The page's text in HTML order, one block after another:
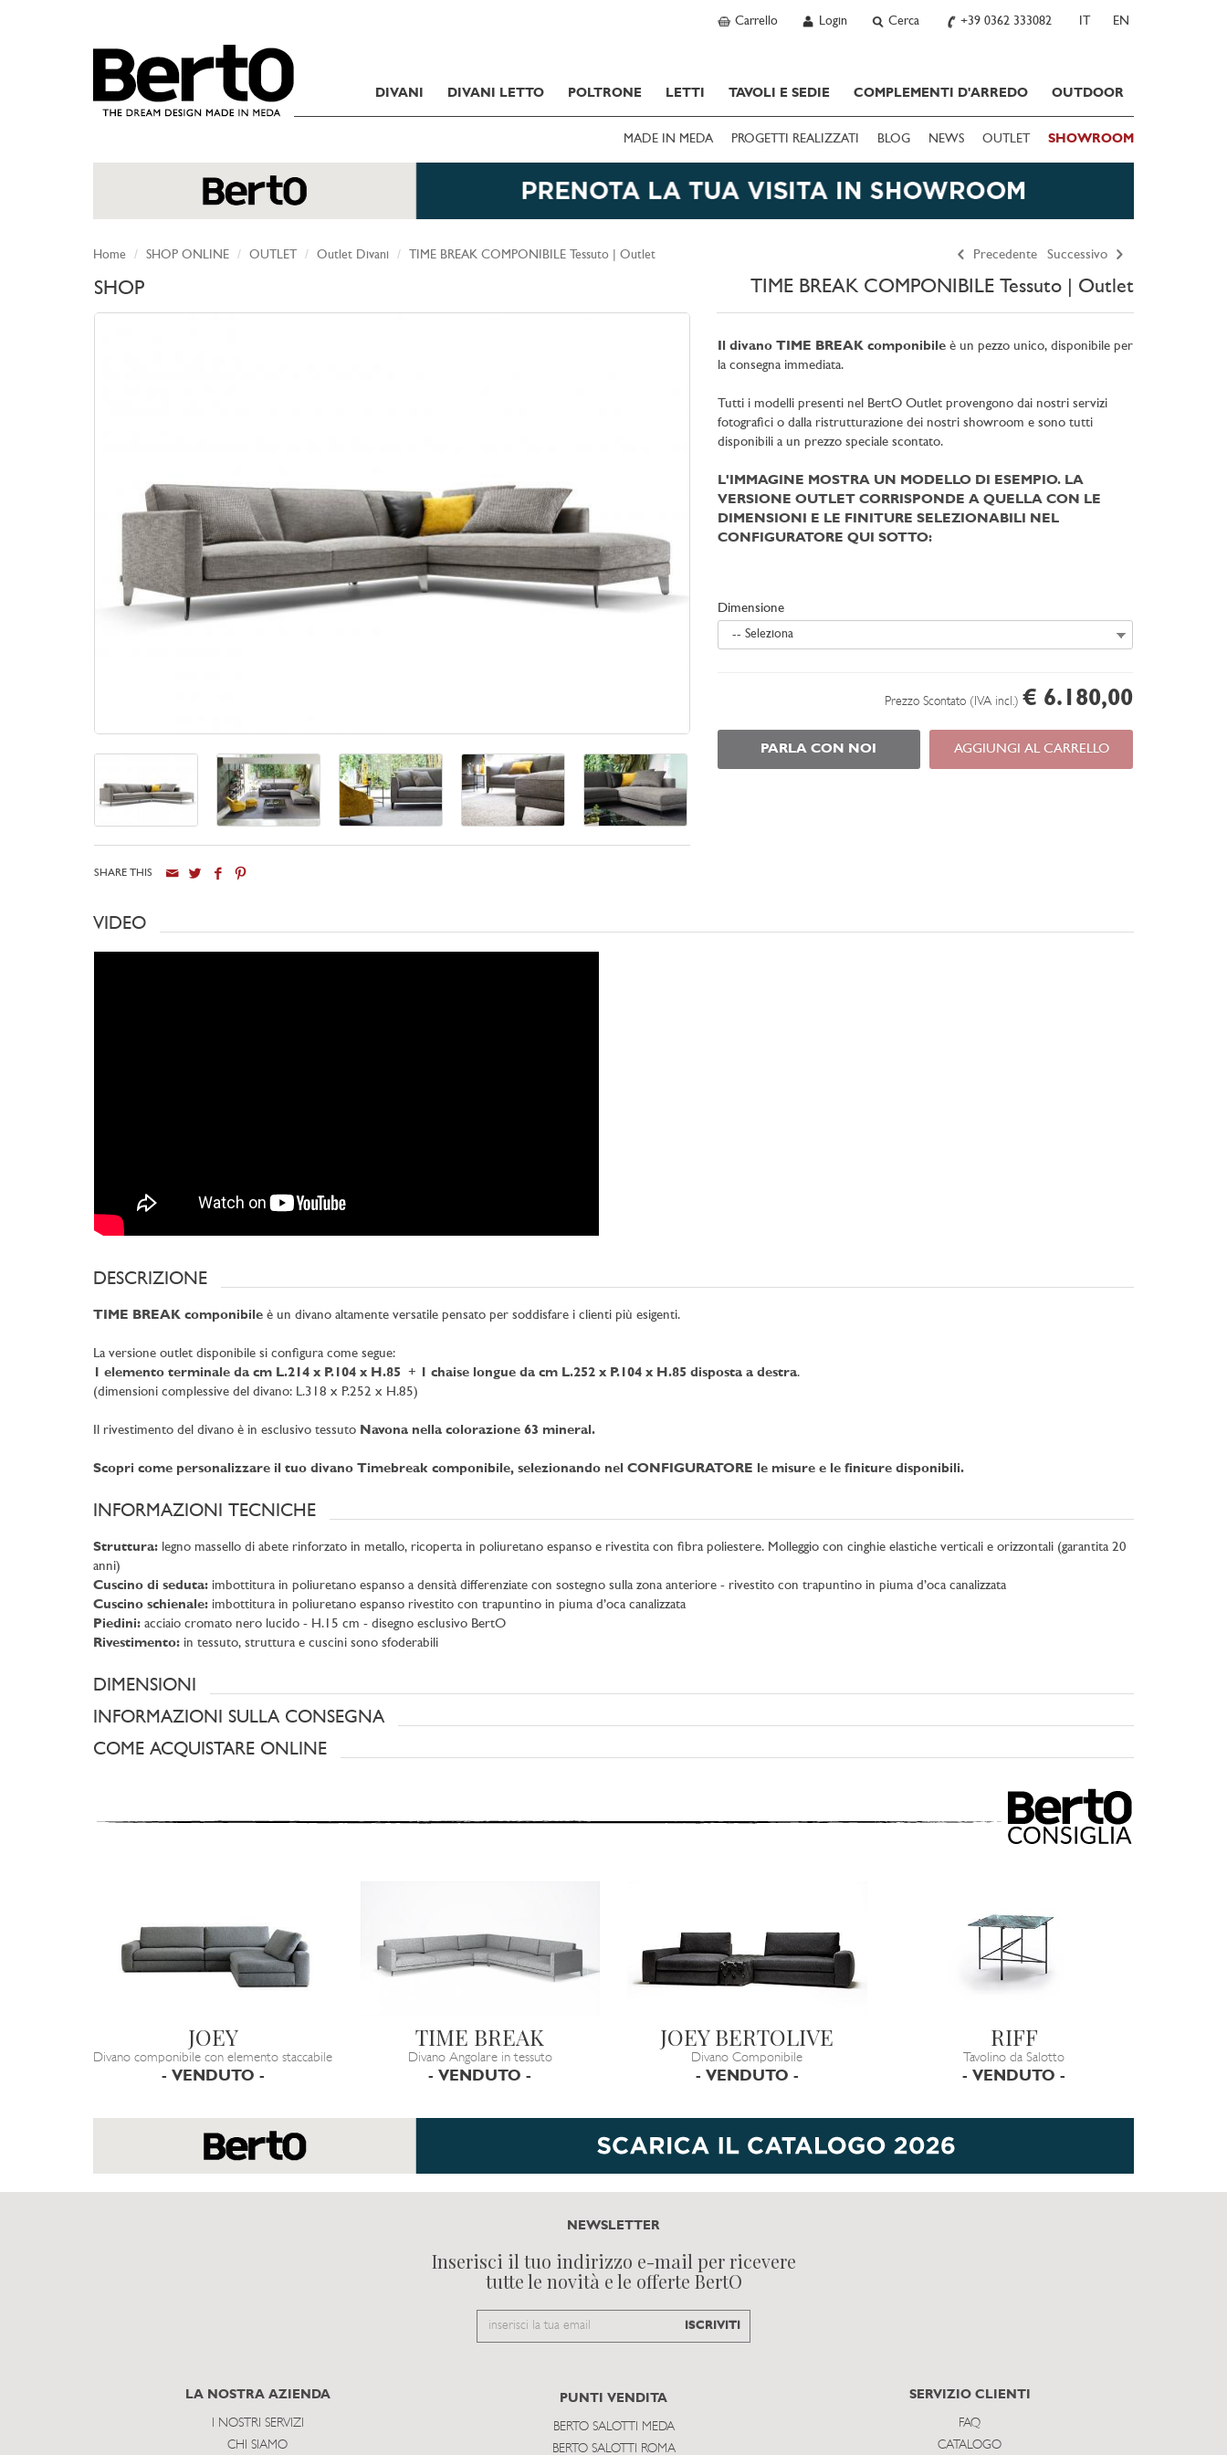
Carrello Login Cerca +39 0362 333082 IT EN
DIVANI DIVANI LETTO POLTRONE LETTI TAVOLI E SEDIE COMPLEMENTI D'ARREDO OUTDOOR
MADE IN MEDA PROGETTI REALIZZATI BLOG NEWS OUTLET SHOWROOM
Precedente Successivo
Home SHOP ONLINE OUTLET Outlet Divani TIME BREAK COMPONIBILE Tessuto | Outlet
TIME BREAK COMPONIBILE Tessuto | Outlet
SHOP
SHARE THIS
Il divano TIME BREAK componibileè un pezzo unico, disponibile per
la consegna immediata.
Tutti i modelli presenti nel BertO Outlet provengono dai nostri servizi
fotografici o dalla ristrutturazione dei nostri showroom e sono tutti
disponibili a un prezzo speciale scontato.
L'IMMAGINE MOSTRA UN MODELLO DI ESEMPIO. LA
VERSIONE OUTLET CORRISPONDE A QUELLA CON LE
DIMENSIONI E LE FINITURE SELEZIONABILI NEL
CONFIGURATORE QUI SOTTO:
Dimensione
-- Seleziona
Prezzo Scontato (IVA incl.) € 6.180,00
PARLA CON NOI AGGIUNGI AL CARRELLO
VIDEO
DESCRIZIONE
TIME BREAK componibile è un divano altamente versatile pensato per soddisfare i clienti più esigenti.
La versione outlet disponibile si configura come segue:
1 elemento terminale da cm L.214 x P.104 x H.85 + 1 chaise longue da cm L.252 x P.104 x H.85 disposta a destra.
(dimensioni complessive del divano: L.318 x P.252 x H.85)
Il rivestimento del divano è in esclusivo tessuto Navona nella colorazione 63 mineral.
Scopri come personalizzare il tuo divano Timebreak componibile, selezionando nel CONFIGURATORE le misure e le finiture disponibili.
INFORMAZIONI TECNICHE
Struttura: legno massello di abete rinforzato in metallo, ricoperta in poliuretano espanso e rivestita con fibra poliestere. Molleggio con cinghie elastiche verticali e orizzontali (garantita 20
anni)
Cuscino di seduta: imbottitura in poliuretano espanso a densità differenziate con sostegno sulla zona anteriore - rivestito con trapuntino in piuma d’oca canalizzata
Cuscino schienale: imbottitura in poliuretano espanso rivestito con trapuntino in piuma d’oca canalizzata
Piedini: acciaio cromato nero lucido - H.15 cm - disegno esclusivo BertO
Rivestimento: in tessuto, struttura e cuscini sono sfoderabili
DIMENSIONI
INFORMAZIONI SULLA CONSEGNA
COME ACQUISTARE ONLINE
JOEY
Divano componibile con elemento staccabile
- VENDUTO -
TIME BREAK
Divano Angolare in tessuto
- VENDUTO -
JOEY BERTOLIVE
Divano Componibile
- VENDUTO -
RIFF
Tavolino da Salotto
- VENDUTO -
NEWSLETTER
Inserisci il tuo indirizzo e-mail per ricevere
tutte le novità e le offerte BertO
Email
ISCRIVITI
LA NOSTRA AZIENDA
I NOSTRI SERVIZI
CHI SIAMO
PUNTI VENDITA
BERTO SALOTTI MEDA
BERTO SALOTTI ROMA
SERVIZIO CLIENTI
FAQ
CATALOGO